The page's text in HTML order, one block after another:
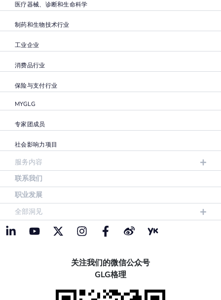
医疗器械、诊断和生命科学
制药和生物技术行业
工业企业
消费品行业
保险与支付行业
MYGLG
专家团成员
社会影响力项目
服务内容
联系我们
职业发展
全部洞见
关注我们的微信公众号
GLG格理